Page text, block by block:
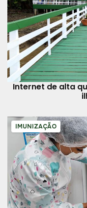
Internet de alta
IMUNIZAÇÃO